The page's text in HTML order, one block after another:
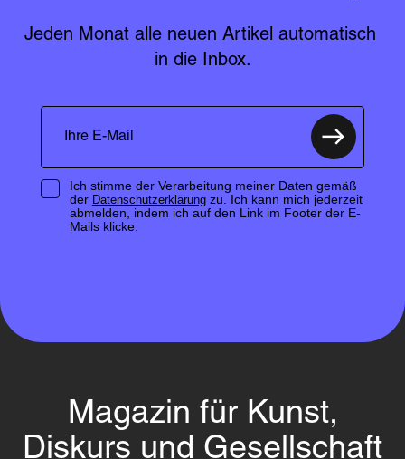
Jeden Monat alle neuen Artikel automatisch
in die Inbox.
Ich stimme der Verarbeitung meiner Daten gemäß
der Datenschutzerklärungzu. Ich kann mich jederzeit
abmelden, indem ich auf den Link im Footer der E-
Mails klicke.
Magazin für Kunst,
Diskurs und Gesellschaft